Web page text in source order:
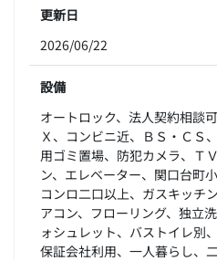
更新日
2026/06/22
設備
オートロック、法人契約相談
Ｘ、コンビニ近、ＢＳ・ＣＳ
用ゴミ置場、防犯カメラ、Ｔ
ン、エレベーター、関口台町
コンロ二口以上、ガスキッチ
アコン、フローリング、独立
ォシュレット、バストイレ別
保証会社利用、一人暮らし、